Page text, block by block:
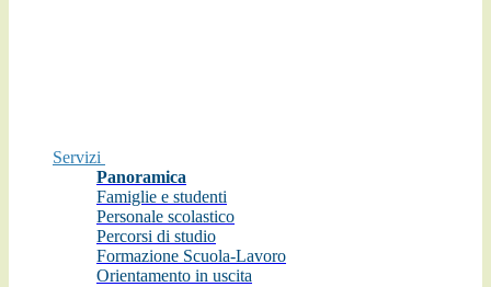
Servizi
Panoramica
Famiglie e studenti
Personale scolastico
Percorsi di studio
Formazione Scuola-Lavoro
Orientamento in uscita